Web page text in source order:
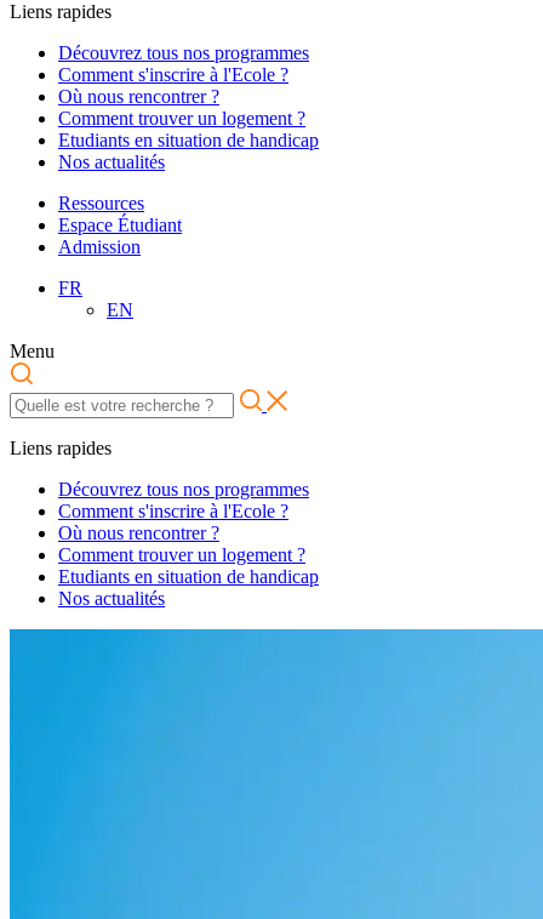
Liens rapides
Découvrez tous nos programmes
Comment s'inscrire à l'Ecole ?
Où nous rencontrer ?
Comment trouver un logement ?
Etudiants en situation de handicap
Nos actualités
Ressources
Espace Étudiant
Admission
FR
EN
Menu
Liens rapides
Découvrez tous nos programmes
Comment s'inscrire à l'Ecole ?
Où nous rencontrer ?
Comment trouver un logement ?
Etudiants en situation de handicap
Nos actualités